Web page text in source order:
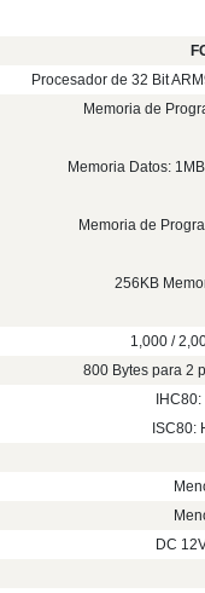
Procesador de 32 Bit
Memoria de
Memoria Datos:
Memoria de
256KB
1,000 /
800 Bytes para 2
ISC80:
DC